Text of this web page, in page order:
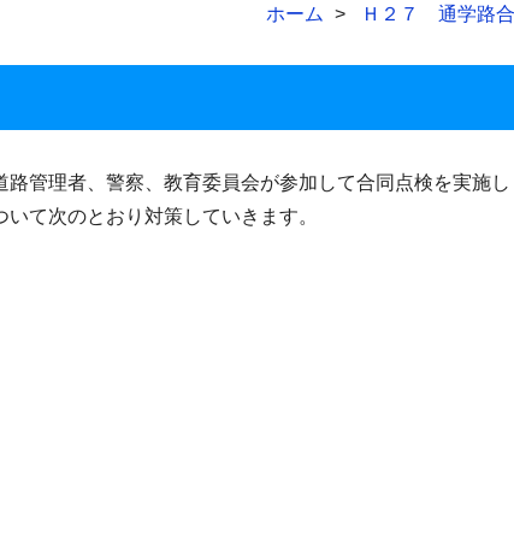
ホーム Ｈ２７ 通学路
管理者、警察、教育委員会が参加して合同点検を実施
て次のとおり対策していきます。